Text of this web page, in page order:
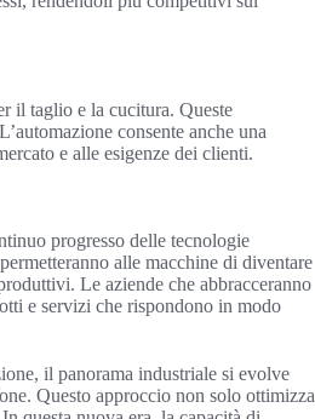
il taglio e la cucitura. Queste
consente anche una
e alle esigenze dei clienti.
progresso delle tecnologie
alle macchine di diventare
Le aziende che abbracceranno
e servizi che rispondono in modo
il panorama industriale si evolve
Questo approccio non solo ottimizza